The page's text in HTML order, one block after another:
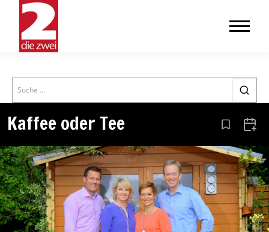
Search
Kaffee oder Tee Aus den